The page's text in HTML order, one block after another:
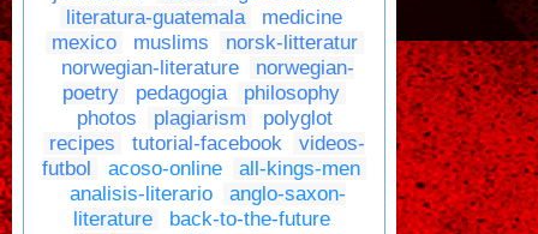
literatura-guatemala
medicine
mexico
muslims
norsk-litteratur
norwegian-literature
norwegian-
poetry
pedagogia
philosophy
photos
plagiarism
polyglot
recipes
tutorial-facebook
videos-
futbol
acoso-online
all-kings-men
analisis-literario
anglo-saxon-
literature
back-to-the-future